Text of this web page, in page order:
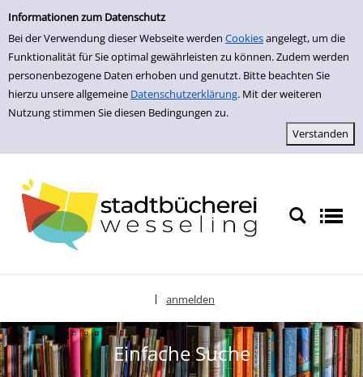
Informationen zum Datenschutz
Bei der Verwendung dieser Webseite werden Cookiesangelegt, um die
Funktionalität für Sie optimal gewährleisten zu können. Zudem werden
personenbezogene Daten erhoben und genutzt. Bitte beachten Sie
hierzu unsere allgemeine Datenschutzerklärung. Mit der weiteren
Nutzung stimmen Sie diesen Bedingungen zu.
zur Navigation springen
zum Inhalt springen
Zur Detailanzeige springen
anmelden
Einfache Suche